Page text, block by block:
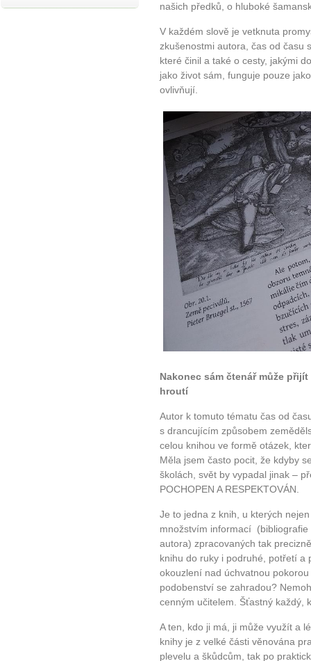
našich předků, o hluboké
V každém slově je vetknuta
zkušenostmi autora, čas od času
které činil a také o cesty, jakými
jako život sám, funguje pouze
ovlivňují.
Nakonec sám čtenář může
hroutí
Autor k tomuto tématu čas od
s drancujícím způsobem
celou knihou ve formě otázek,
Měla jsem často pocit, že kdyby
školách, svět by vypadal jinak –
POCHOPEN A RESPEKTOVÁN.
Je to jedna z knih, u kterých
množstvím informací
autora) zpracovaných tak
knihu do ruky i podruhé, potřetí a
okouzlení nad úchvatnou
podobenství se zahradou?
cenným učitelem. Šťastný každý,
A ten, kdo ji má, ji může využít a
knihy je z velké části věnována
plevelu a škůdcům, tak po